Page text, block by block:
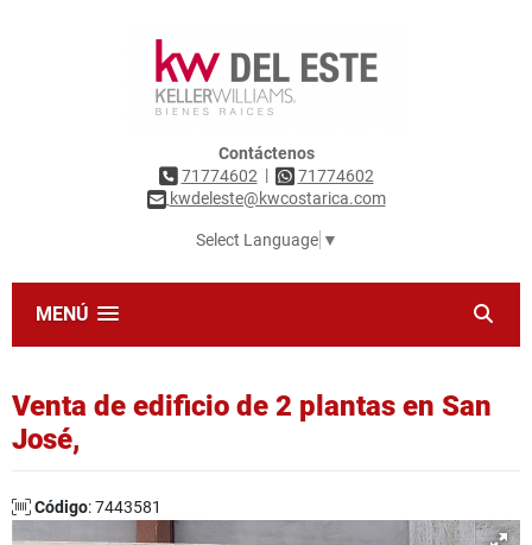
Contáctenos
71774602 |
71774602
kwdeleste@kwcostarica.com
Select Language ▼
MENÚ
Venta de edificio de 2 plantas en San
José,
Código: 7443581